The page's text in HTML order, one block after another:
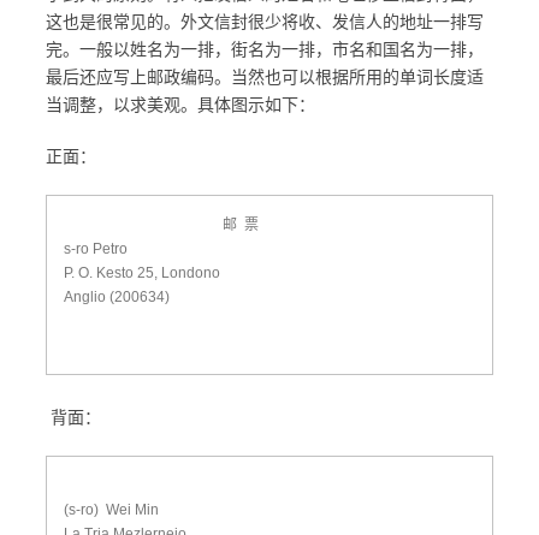
这也是很常见的。外文信封很少将收、发信人的地址一排写
完。一般以姓名为一排，街名为一排，市名和国名为一排，
最后还应写上邮政编码。当然也可以根据所用的单词长度适
当调整，以求美观。具体图示如下：
正面：
邮 票
s-ro Petro
P. O. Kesto 25, Londono
Anglio (200634)
背面：
(s-ro) Wei Min